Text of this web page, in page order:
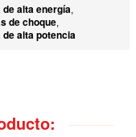
de alta energía,
de choque,
de alta potencia